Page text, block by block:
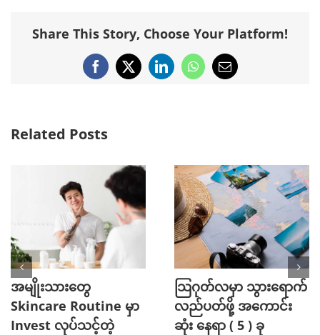
Share This Story, Choose Your Platform!
Facebook
X LinkedInWhatsApp
Email
Related Posts
အမျိုးသားတွေ
Skincare Routine မှာ
Invest လုပ်သင့်တဲ့
သြဂုတ်လမှာ သွားရောက်
လည်ပတ်ဖို့ အကောင်း
ဆုံး နေရာ ( 5 ) ခု